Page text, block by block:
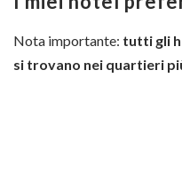
Nota importante: tutti gli
si trovano nei quartieri